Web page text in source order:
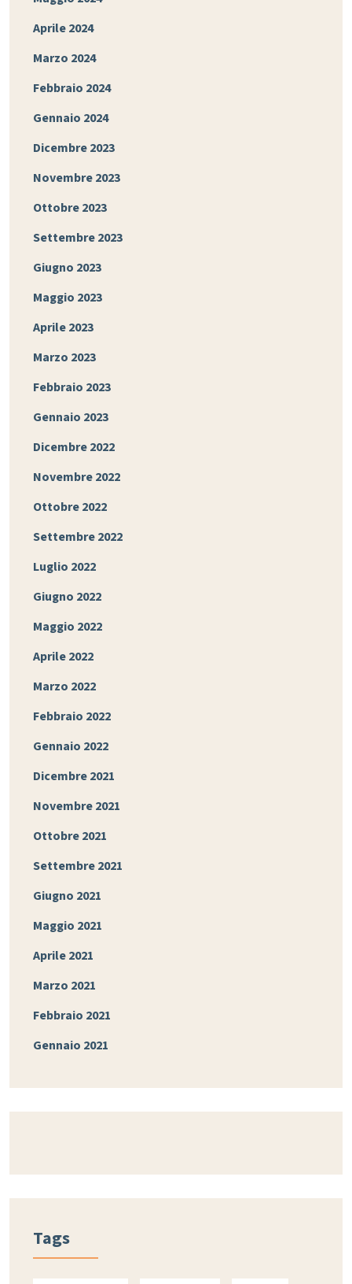
Aprile 2024
Marzo 2024
Febbraio 2024
Gennaio 2024
Dicembre 2023
Novembre 2023
Ottobre 2023
Settembre 2023
Giugno 2023
Maggio 2023
Aprile 2023
Marzo 2023
Febbraio 2023
Gennaio 2023
Dicembre 2022
Novembre 2022
Ottobre 2022
Settembre 2022
Luglio 2022
Giugno 2022
Maggio 2022
Aprile 2022
Marzo 2022
Febbraio 2022
Gennaio 2022
Dicembre 2021
Novembre 2021
Ottobre 2021
Settembre 2021
Giugno 2021
Maggio 2021
Aprile 2021
Marzo 2021
Febbraio 2021
Gennaio 2021
Tags